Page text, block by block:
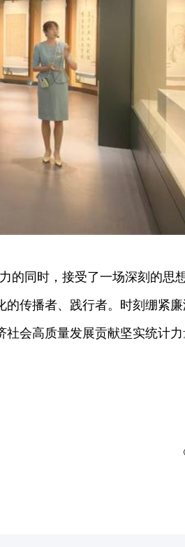
的同时，接受了一场深刻的思
传播者、践行者。时刻绷紧
会高质量发展贡献坚实统计力